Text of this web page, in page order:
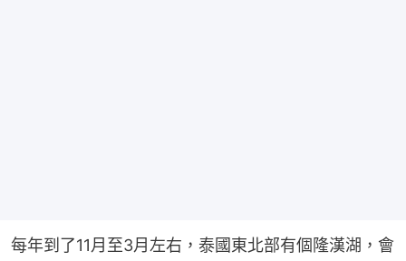
每年到了11月至3月左右，泰國東北部有個隆漢湖，會